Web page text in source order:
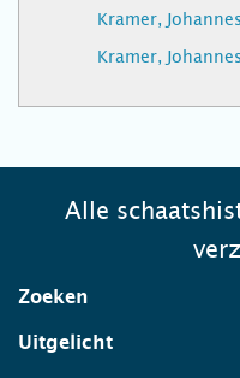
Kramer,
Kramer,
Alle
Zoeken
Uitgelicht